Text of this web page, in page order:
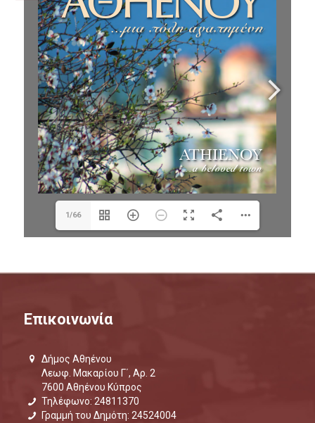
1/66
Επικοινωνία
Δήμος Αθηένου
Λεωφ. Μακαρίου Γ΄, Αρ. 2
7600 Αθηένου Κύπρος
Τηλέφωνο: 24811370
Γραμμή του Δημότη: 24524004